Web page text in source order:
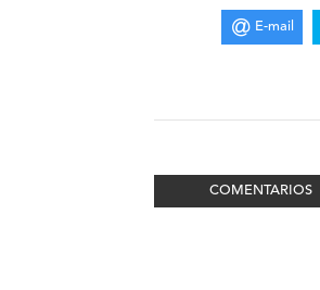
E-mail
COMENTARIOS